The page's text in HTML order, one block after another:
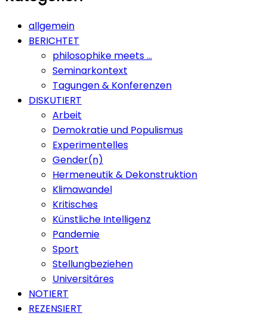
allgemein
BERICHTET
philosophike meets …
Seminarkontext
Tagungen & Konferenzen
DISKUTIERT
Arbeit
Demokratie und Populismus
Experimentelles
Gender(n)
Hermeneutik & Dekonstruktion
Klimawandel
Kritisches
Künstliche Intelligenz
Pandemie
Sport
Stellungbeziehen
Universitäres
NOTIERT
REZENSIERT